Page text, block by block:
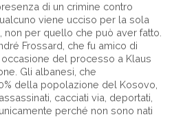
di un crimine contro
viene ucciso per la sola
non per quello che può aver fatto.
Frossard, che fu amico di
del processo a Klaus
Gli albanesi, che
della popolazione del Kosovo,
cacciati via, deportati,
perché non sono nati